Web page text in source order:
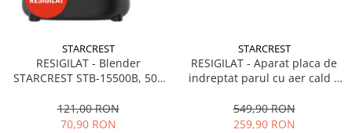
STARCREST
RESIGILAT - Blender
STARCREST STB-15500B, 500
Pulse, Negru
121,00 RON
70,90 RON
STARCREST
RESIGILAT - Aparat placa de
indreptat parul cu aer cald 2
1300 W, Uscare si indreptare,
Afisaj LCD, Tehnologie cu ioni
549,90 RON
259,90 RON